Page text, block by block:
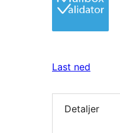
Last ned
Detaljer